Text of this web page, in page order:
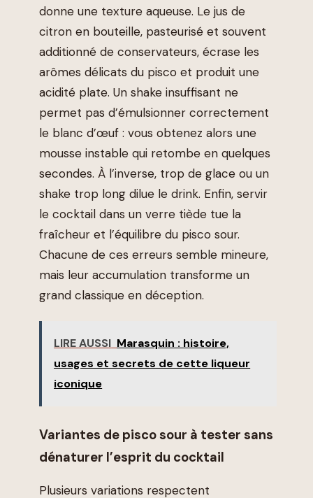
donne une texture aqueuse. Le jus de
citron en bouteille, pasteurisé et souvent
additionné de conservateurs, écrase les
arômes délicats du pisco et produit une
acidité plate. Un shake insuffisant ne
permet pas d’émulsionner correctement
le blanc d’œuf : vous obtenez alors une
mousse instable qui retombe en quelques
secondes. À l’inverse, trop de glace ou un
shake trop long dilue le drink. Enfin, servir
le cocktail dans un verre tiède tue la
fraîcheur et l’équilibre du pisco sour.
Chacune de ces erreurs semble mineure,
mais leur accumulation transforme un
grand classique en déception.
LIRE AUSSI Marasquin : histoire,
usages et secrets de cette liqueur
iconique
Variantes de pisco sour à tester sans
dénaturer l’esprit du cocktail
Plusieurs variations respectent